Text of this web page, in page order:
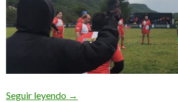
Seguir leyendo Águilas, el nuevo puntero
→